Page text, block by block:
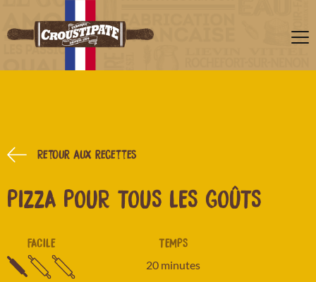
Retour aux recettes
PIZZA POUR TOUS LES GOÛTS
FACILE TEMPS
20 minutes